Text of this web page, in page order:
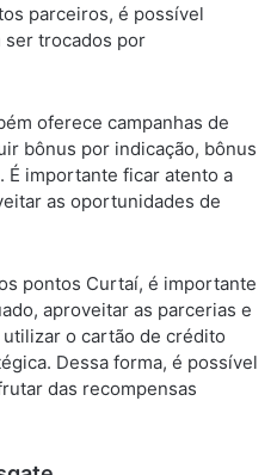
parceiros, é possível
ser trocados por
oferece campanhas de
bônus por indicação, bônus
É importante ficar atento a
as oportunidades de
pontos Curtaí, é importante
aproveitar as parcerias e
o cartão de crédito
Dessa forma, é possível
das recompensas